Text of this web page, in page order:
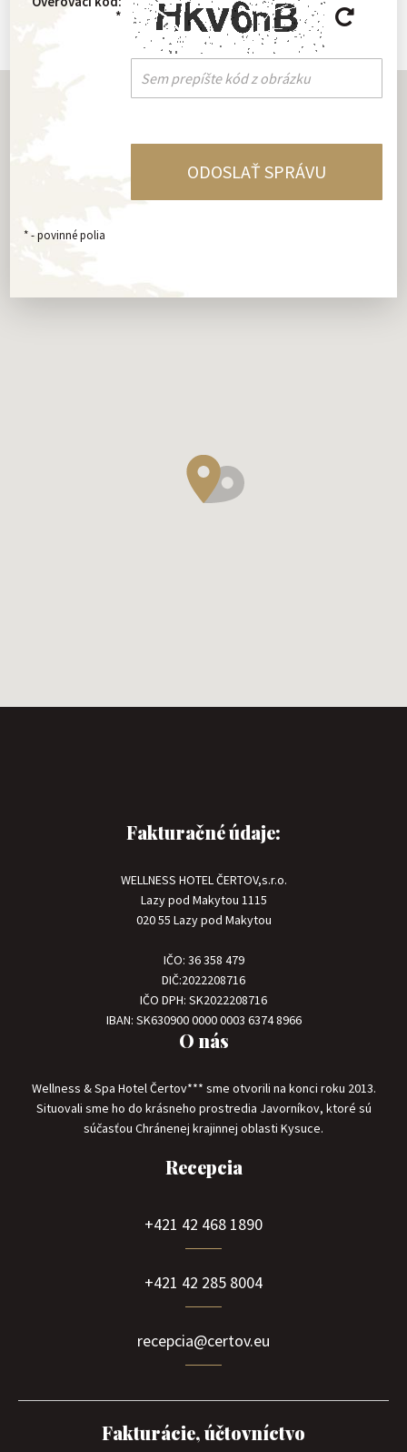
*
*- povinné polia
Fakturačné údaje:
WELLNESS HOTEL ČERTOV,s.r.o.
Lazy pod Makytou 1115
020 55 Lazy pod Makytou
IČO: 36 358 479
DIČ:2022208716
IČO DPH: SK2022208716
IBAN: SK630900 0000 0003 6374 8966
O nás
Wellness & Spa Hotel Čertov*** sme otvorili na konci roku 2013.
Situovali sme ho do krásneho prostredia Javorníkov, ktoré sú
súčasťou Chránenej krajinnej oblasti Kysuce.
Recepcia
+421 42 468 1890
+421 42 285 8004
recepcia@certov.eu
Fakturácie, účtovníctvo